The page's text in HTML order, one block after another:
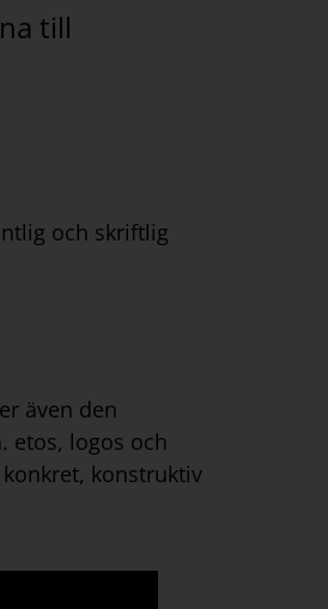
till
och skriftlig
även den
etos, logos och
konstruktiv